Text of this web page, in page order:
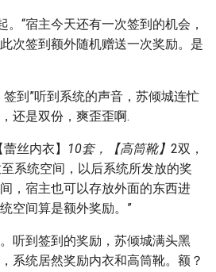
。“宿主今天还有一次签到的机会，
次签到额外随机赠送一次奖励。是
到”听到系统的声音，苏倾城连忙
还是双份，爽歪歪啊.
丝内衣】 10套，【高筒靴】 2双，
系统空间，以后系统所发放的奖
，宿主也可以存放外面的东西进
空间算是额外奖励。”
听到签到的奖励，苏倾城满头黑
系统居然奖励内衣和高筒靴。额？